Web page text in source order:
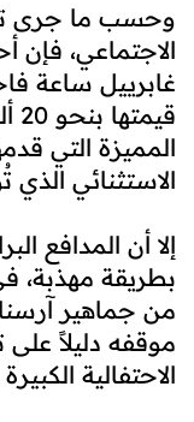
وحسب ما جرى
الاجتماعي،
غابرييل ساعة
المميزة التي
الاستثنائي الذي
إلا أن المدافع
بطريقة
من جماهير
موقفه دليلاً على
الاحتفالية